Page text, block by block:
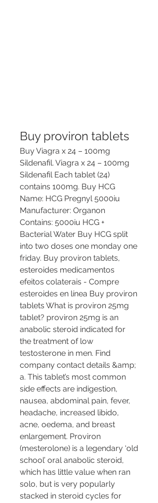
Buy proviron tablets
Buy Viagra x 24 – 100mg
Sildenafil. Viagra x 24 – 100mg
Sildenafil Each tablet (24)
contains 100mg. Buy HCG
Name: HCG Pregnyl 5000iu
Manufacturer: Organon
Contains: 5000iu HCG +
Bacterial Water Buy HCG split
into two doses one monday one
friday. Buy proviron tablets,
esteroides medicamentos
efeitos colaterais - Compre
esteroides en línea Buy proviron
tablets What is proviron 25mg
tablet? proviron 25mg is an
anabolic steroid indicated for
the treatment of low
testosterone in men. Find
company contact details &amp;
a. This tablet’s most common
side effects are indigestion,
nausea, abdominal pain, fever,
headache, increased libido,
acne, oedema, and breast
enlargement. Proviron
(mesterolone) is a legendary ‘old
school’ oral anabolic steroid,
which has little value when ran
solo, but is very popularly
stacked in steroid cycles for